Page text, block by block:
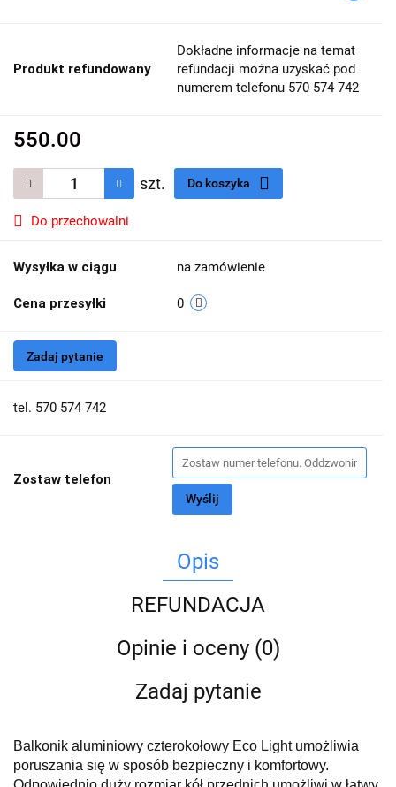
Produkt refundowany
Dokładne informacje na temat
refundacji można uzyskać pod
numerem telefonu 570 574 742
550.00
szt. Do koszyka
Do przechowalni
Wysyłka w ciągu na zamówienie
Cena przesyłki 0
Zadaj pytanie
tel. 570 574 742
Zostaw telefon
Wyślij
Opis
REFUNDACJA
Opinie i oceny (0)
Zadaj pytanie
Balkonik aluminiowy czterokołowy Eco Light umożliwia
poruszania się w sposób bezpieczny i komfortowy.